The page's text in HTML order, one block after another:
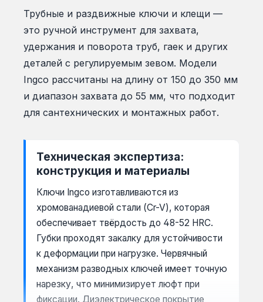
Трубные и раздвижные ключи и клещи —
это ручной инструмент для захвата,
удержания и поворота труб, гаек и других
деталей с регулируемым зевом. Модели
Ingco рассчитаны на длину от 150 до 350 мм
и диапазон захвата до 55 мм, что подходит
для сантехнических и монтажных работ.
Техническая экспертиза:
конструкция и материалы
Ключи Ingco изготавливаются из
хромованадиевой стали (Cr-V), которая
обеспечивает твёрдость до 48-52 HRC.
Губки проходят закалку для устойчивости
к деформации при нагрузке. Червячный
механизм разводных ключей имеет точную
нарезку, что минимизирует люфт при
фиксации. Диэлектрическое покрытие